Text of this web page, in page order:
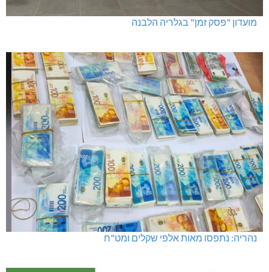
מועדון "פסק זמן" בגלריה הלבנה
נהריה: נתפסו מאות אלפי שקלים ומט"ח